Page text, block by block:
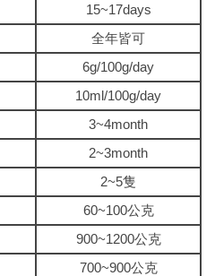
15~17days
全年皆可
6g/100g/day
10ml/100g/day
3~4month
2~3month
2~5隻
60~100公克
900~1200公克
700~900公克